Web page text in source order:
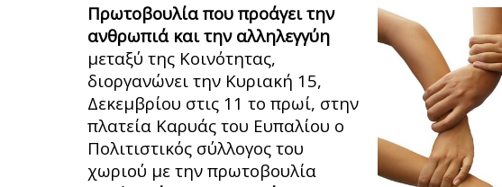
Πρωτοβουλία που προάγει την
ανθρωπιά και την αλληλεγγύη
μεταξύ της Κοινότητας,
διοργανώνει την Κυριακή 15,
Δεκεμβρίου στις 11 το πρωί, στην
πλατεία Καρυάς του Ευπαλίου ο
Πολιτιστικός σύλλογος του
χωριού με την πρωτοβουλία